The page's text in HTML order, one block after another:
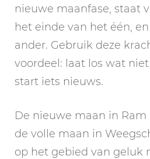
nieuwe maanfase, staat
het einde van het één,
ander. Gebruik deze
voordeel: laat los wat
start iets nieuws.
De nieuwe maan in Ram
de volle maan in
op het gebied van geluk